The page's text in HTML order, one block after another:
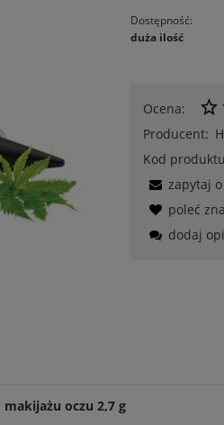
Dostępność:
duża ilość
Ocena:
Producent:
Kod
zapytaj
poleć
dodaj
oczu 2,7 g